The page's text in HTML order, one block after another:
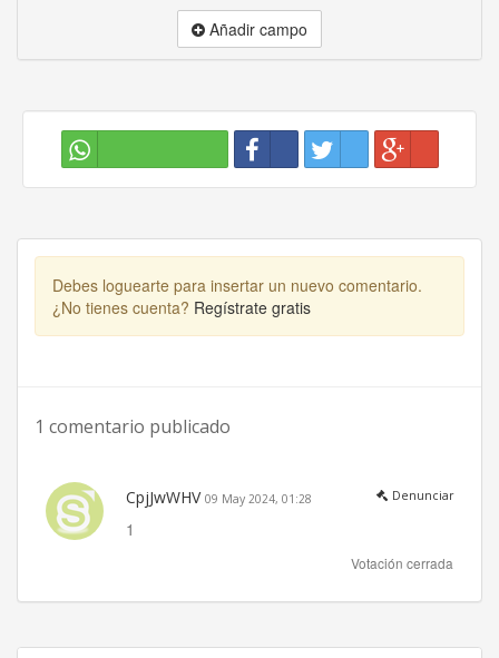
Añadir campo
Debes loguearte para insertar un nuevo comentario.
¿No tienes cuenta? Regístrate gratis
1 comentario publicado
CpjJwWHV 09 May 2024, 01:28 Denunciar
1
Votación cerrada